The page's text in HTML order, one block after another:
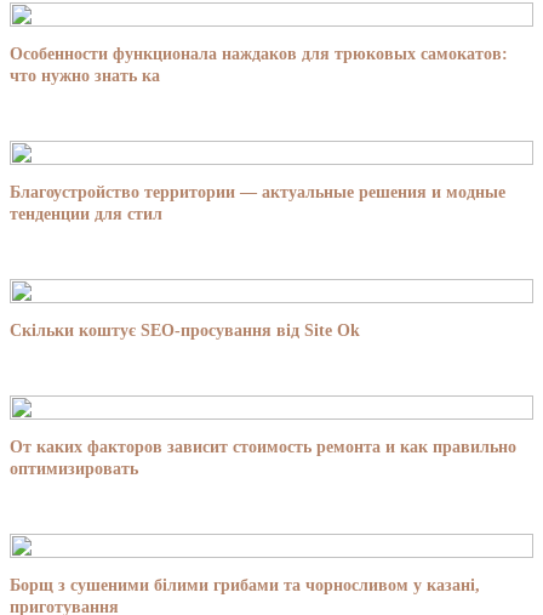
Особенности функционала наждаков для трюковых самокатов:
что нужно знать ка
Благоустройство территории — актуальные решения и модные
тенденции для стил
Скільки коштує SEO-просування від Site Ok
От каких факторов зависит стоимость ремонта и как правильно
оптимизировать
Борщ з сушеними білими грибами та чорносливом у казані,
приготування